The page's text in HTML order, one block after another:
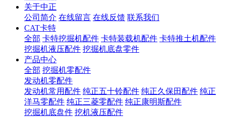
关于中正
公司简介 在线留言 在线反馈 联系我们
CAT卡特
全部 卡特挖掘机配件 卡特装载机配件 卡特推土机配件
挖掘机液压配件 挖掘机底盘零件
产品中心
全部 挖掘机零配件
发动机零配件
发动机常用配件 纯正五十铃配件 纯正久保田配件 纯正
洋马零配件 纯正三菱零配件 纯正康明斯配件
挖掘机底盘件 挖机液压配件